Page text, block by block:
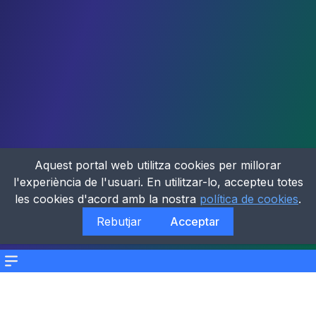
Menu
Aquest portal web utilitza cookies per millorar
l'experiència de l'usuari. En utilitzar-lo, accepteu totes
les cookies d'acord amb la nostra política de cookies.
Rebutjar
Acceptar